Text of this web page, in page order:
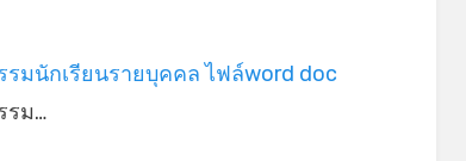
รมนักเรียนรายบุคคล ไฟล์word doc
รม…